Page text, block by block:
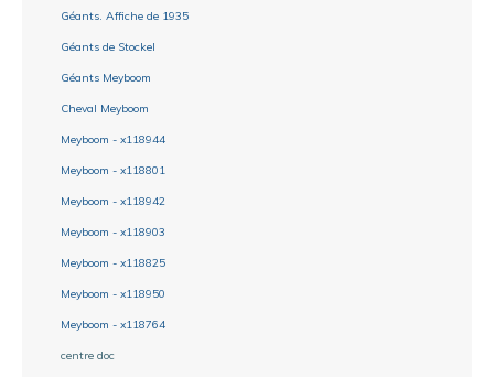
Géants. Affiche de 1935
Géants de Stockel
Géants Meyboom
Cheval Meyboom
Meyboom - x118944
Meyboom - x118801
Meyboom - x118942
Meyboom - x118903
Meyboom - x118825
Meyboom - x118950
Meyboom - x118764
centre doc